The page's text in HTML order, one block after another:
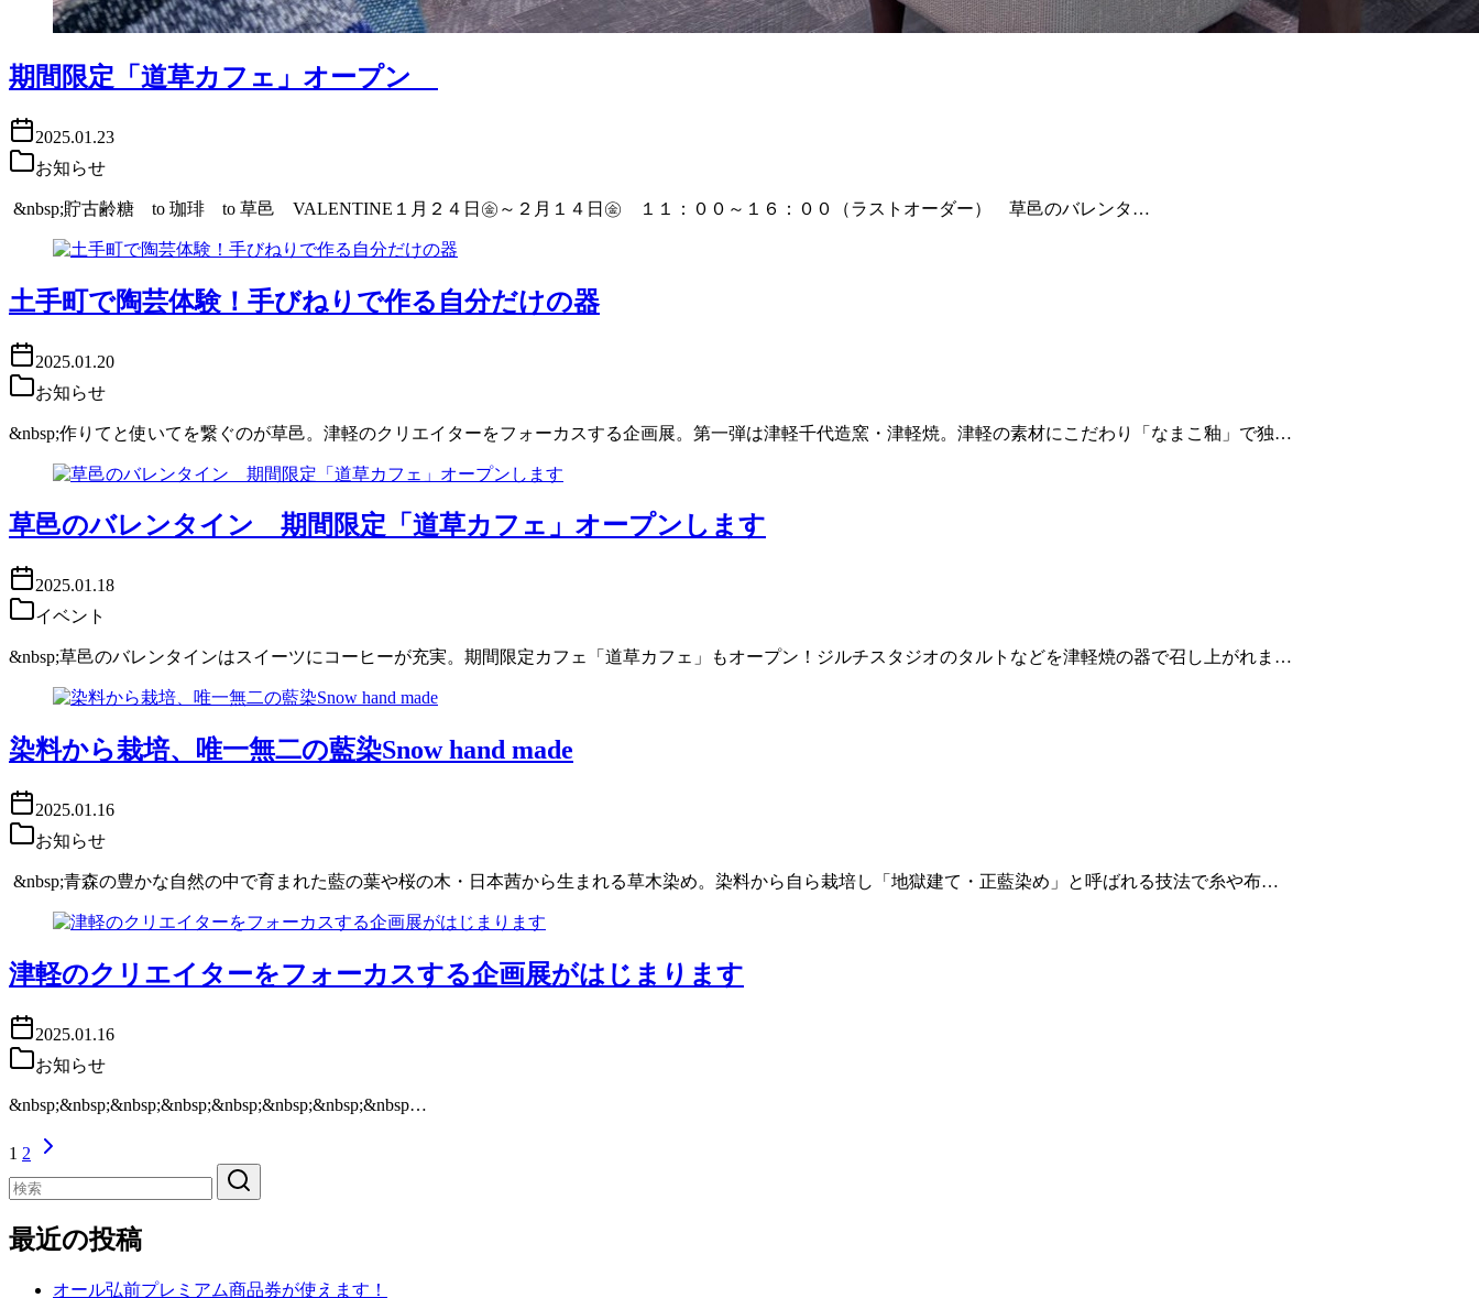
期間限定「道草カフェ」オープン
2025.01.23
お知らせ
&nbsp;貯古齢糖 to 珈琲 to 草邑 VALENTINE１月２４日㊎～２月１４日㊎ １１：００～１６：００（ラストオーダー） 草邑のバレンタ…
土手町で陶芸体験！手びねりで作る自分だけの器
2025.01.20
お知らせ
&nbsp;作りてと使いてを繋ぐのが草邑。津軽のクリエイターをフォーカスする企画展。第一弾は津軽千代造窯・津軽焼。津軽の素材にこだわり「なまこ釉」で独…
草邑のバレンタイン 期間限定「道草カフェ」オープンします
2025.01.18
イベント
&nbsp;草邑のバレンタインはスイーツにコーヒーが充実。期間限定カフェ「道草カフェ」もオープン！ジルチスタジオのタルトなどを津軽焼の器で召し上がれま…
染料から栽培、唯一無二の藍染Snow hand made
2025.01.16
お知らせ
&nbsp;青森の豊かな自然の中で育まれた藍の葉や桜の木・日本茜から生まれる草木染め。染料から自ら栽培し「地獄建て・正藍染め」と呼ばれる技法で糸や布…
津軽のクリエイターをフォーカスする企画展がはじまります
2025.01.16
お知らせ
&nbsp;&nbsp;&nbsp;&nbsp;&nbsp;&nbsp;&nbsp;&nbsp…
1 2
最近の投稿
オール弘前プレミアム商品券が使えます！